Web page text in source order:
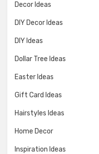
Decor Ideas
DIY Decor Ideas
DIY Ideas
Dollar Tree Ideas
Easter Ideas
Gift Card Ideas
Hairstyles Ideas
Home Decor
Inspiration Ideas